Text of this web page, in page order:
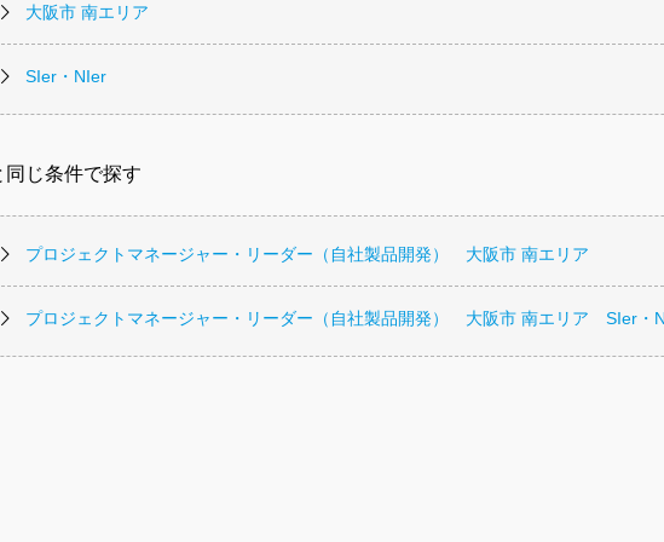
大阪市 南エリア
SIer・NIer
同じ条件で探す
プロジェクトマネージャー・リーダー（自社製品開発） 大阪市 南エリア
プロジェクトマネージャー・リーダー（自社製品開発） 大阪市 南エリア SIer・